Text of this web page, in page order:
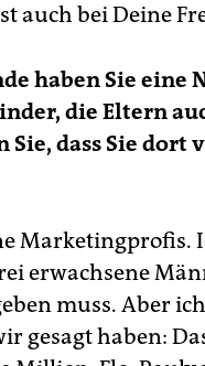
auch bei Deine
haben Sie eine
die Eltern
Sie, dass Sie dort
Marketingprofis.
erwachsene
muss. Aber
gesagt haben: